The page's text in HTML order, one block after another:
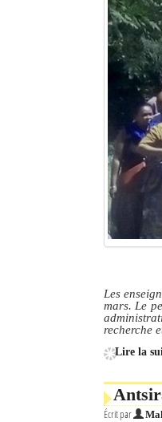
Les
mars. Le
recherche
Lire la
Écrit par